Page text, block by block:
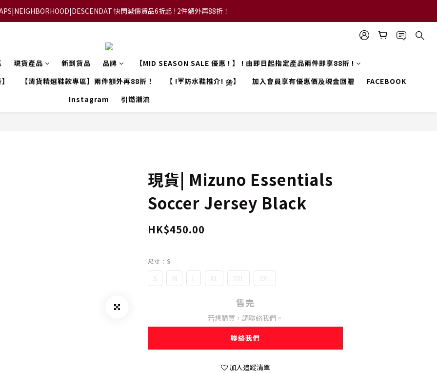
【FLASH SALE 兩件指定現貨產品即享88折】
快閃減價貨品6折起 ! 2件額外再88折！
現貨產品 新到貨品 品牌
【MID SEASON SALE 優惠 ! 】 ! 由即日起指定產品兩件即享88折 !
【清貨精選鞋款專區】兩件額外再88折！ 【 !☔防水鞋推介! ⛈️】 加入會員享有優惠價及現金回贈
FACEBOOK
Instagram
引燃潮流
現貨| Mizuno Essentials
Soccer Jersey Black
HK$450.00
尺寸 : S
S M L XL 2XL 3XL
售完
若想購買，請聯絡我們。
聯絡我們
加入追蹤清單